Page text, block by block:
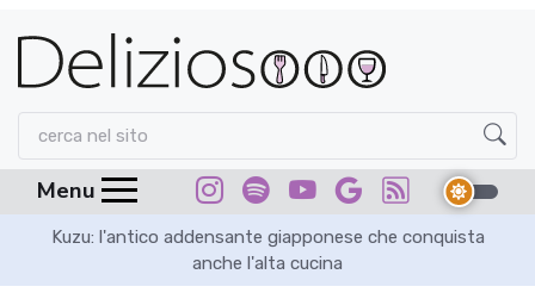
Menu
Kuzu: l'antico addensante giapponese che conquista
anche l'alta cucina